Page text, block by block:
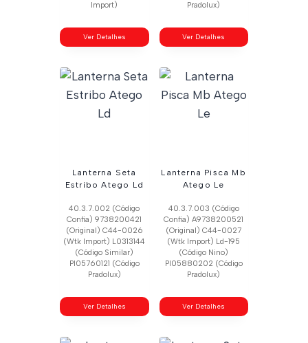
Import)
Ver Detalhes
Pradolux)
Ver Detalhes
Lanterna Seta
Estribo Atego Ld
40.3.7.002 (Código
Confia) 9738200421
(Original) C44-0026
(Wtk Import) L0313144
(Código Similar)
Pl05760121 (Código
Pradolux)
Ver Detalhes
Lanterna Pisca Mb
Atego Le
40.3.7.003 (Código
Confia) A9738200521
(Original) C44-0027
(Wtk Import) Ld-195
(Código Nino)
Pl05880202 (Código
Pradolux)
Ver Detalhes